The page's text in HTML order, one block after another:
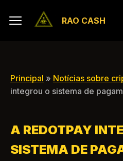
RAO CASH
Principal » Notícias sobre
integrou o sistema de
A REDOTPAY
SISTEMA DE